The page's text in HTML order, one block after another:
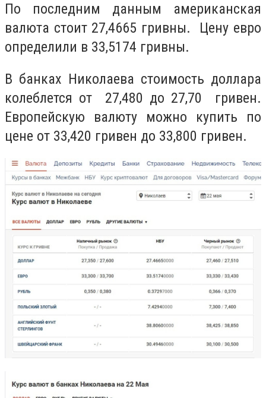
По последним данным американская
валюта стоит 27,4665 гривны. Цену евро
определили в 33,5174 гривны.
В банках Николаева стоимость доллара
колеблется от 27,480 до 27,70 гривен.
Европейскую валюту можно купить по
цене от 33,420 гривен до 33,800 гривен.